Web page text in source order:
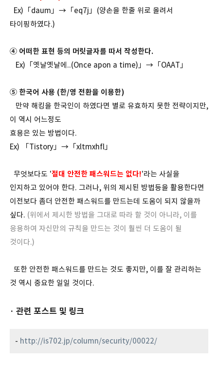
Ex)「daum」→「eq7j」(양손을 한줄 위로 올려서
타이핑하였다.)
④ 어떠한 표현 등의 머릿글자를 따서 작성한다.
Ex)「옛날옛날에..(Once apon a time)」→「OAAT」
⑤ 한국어 사용 (한/영 전환을 이용한)
만약 해킹을 한국인이 하였다면 별로 유효하지 못한 전략이지만,
이 역시 어느정도
효용은 있는 방법이다.
Ex) 「Tistory」→「xltmxhfl」
무엇보다도 '절대 안전한 패스워드는 없다!'라는 사실을
인지하고 있어야 한다. 그러나, 위의 제시된 방법등을 활용한다면
이전보다 좀더 안전한 패스워드를 만드는데 도움이 되지 않을까
싶다. (위에서 제시한 방법을 그대로 따라 할 것이 아니라, 이를
응용하여 자신만의 규칙을 만드는 것이 훨씬 더 도움이 될
것이다.)
또한 안전한 패스워드를 만드는 것도 좋지만, 이를 잘 관리하는
것 역시 중요한 일일 것이다.
· 관련 포스트 및 링크
- http://is702.jp/column/security/00022/